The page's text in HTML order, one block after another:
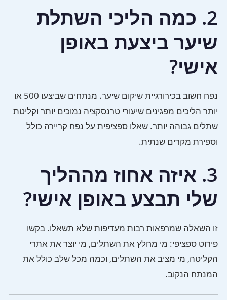
2. כמה הליכי השתלת
שיער ביצעת באופן
אישי?
נפח חשוב בכירורגיית שיקום שיער. מנתחים שביצעו 500 או
יותר הליכים מפגינים שיעורי טרנסקציה נמוכים יותר וקליטת
שתלים גבוהה יותר. שאלו ספציפית על נפח קריירה כולל
וספירת מקרים שנתית.
3. איזה אחוז מההליך
שלי תבצע באופן אישי?
זו השאלה שמרפאות רבות מעדיפות שלא תשאלו. בקשו
פירוט ספציפי: מי מחלץ את השתלים, מי יוצר את אתרי
הקליטה, מי מציב את השתלים, וכמה מכל שלב כולל את
המנתח הנקוב.